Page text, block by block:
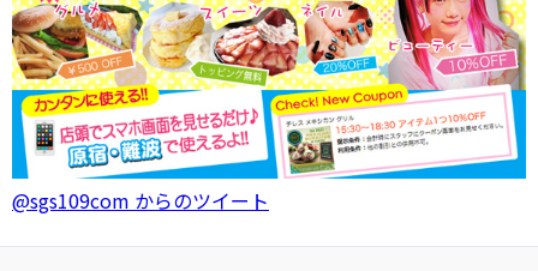
@sgs109com からのツイート